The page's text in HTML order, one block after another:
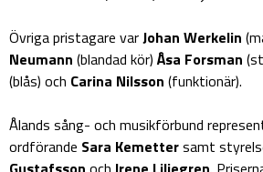
Övriga pristagare varJohan Werkelin
Neumann (blandad kör) Åsa Forsman
(blås) och Carina Nilsson (funktionär).
Ålands sång- och musikförbund
ordförande Sara Kemettersamt